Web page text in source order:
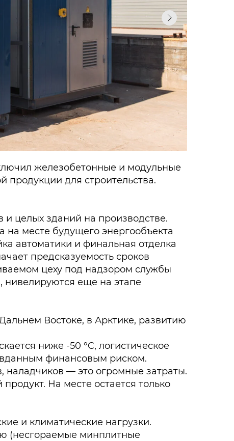
железобетонные и модульные
продукции для строительства.
целых зданий на производстве.
месте будущего энергообъекта
автоматики и финальная отделка
предсказуемость сроков
цеху под надзором службы
еще на этапе
Востоке, в Арктике, развитию
ниже -50 °C, логистическое
финансовым риском.
наладчиков — это огромные затраты.
На месте остается только
и климатические нагрузки.
(несгораемые минплитные